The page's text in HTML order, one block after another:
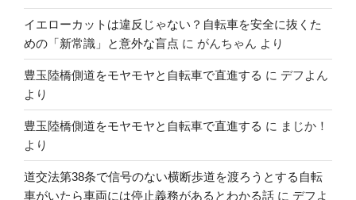
イエローカットは違反じゃない？自転車を安全に抜くた
めの「新常識」と意外な盲点 に がんちゃん より
豊玉陸橋側道をモヤモヤと自転車で直進する に デフよん
より
豊玉陸橋側道をモヤモヤと自転車で直進する に まじか！
より
道交法第38条で信号のない横断歩道を渡ろうとする自転
車がいたら車両には停止義務があるとわかる話 に デフよ